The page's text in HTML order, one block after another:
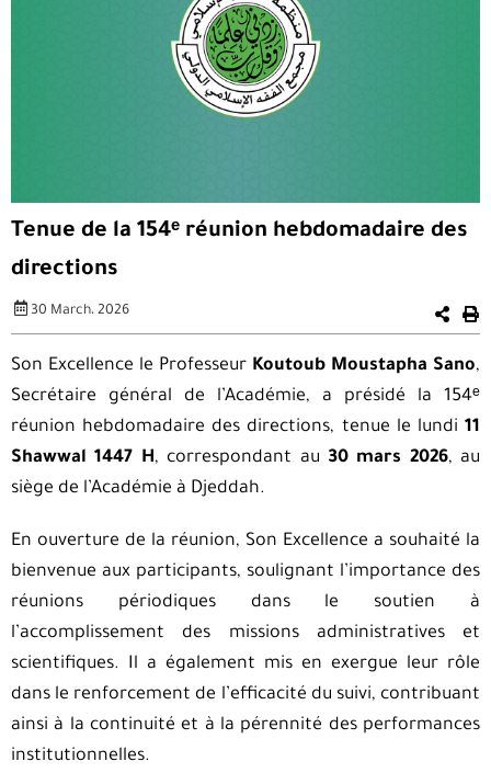
Tenue de la 154ᵉ réunion hebdomadaire des
directions
30 March، 2026
Son Excellence le Professeur Koutoub Moustapha Sano,
Secrétaire général de l’Académie, a présidé la 154ᵉ
réunion hebdomadaire des directions, tenue le lundi11
Shawwal 1447 H, correspondant au 30 mars 2026, au
siège de l’Académie à Djeddah.
En ouverture de la réunion, Son Excellence a souhaité la
bienvenue aux participants, soulignant l’importance des
réunions périodiques dans le soutien à
l’accomplissement des missions administratives et
scientifiques. Il a également mis en exergue leur rôle
dans le renforcement de l’efficacité du suivi, contribuant
ainsi à la continuité et à la pérennité des performances
institutionnelles.